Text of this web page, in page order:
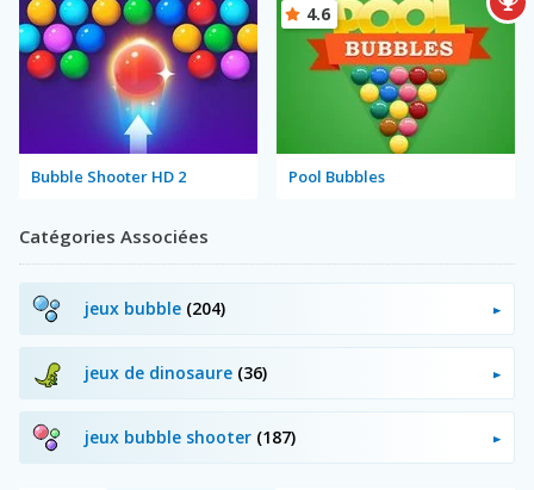
Bubble Shooter HD 2 Pool Bubbles
4.6
Catégories Associées
jeux bubble (204)
jeux de dinosaure (36)
jeux bubble shooter (187)